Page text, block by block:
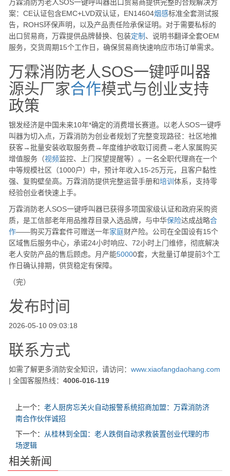
万霖消防为老人SOS一键呼叫器出口贸易商提供完整的合规解决方
案：CE认证包含EMC+LVD双认证，EN14604烟感标准全套测试报
告，ROHS环保声明，以及产品责任险承保证明。对于需要私标的
出口贸易商，万霖提供品牌替换、包装定制 、说明书翻译全套OEM
服务，交货周期15个工作日，确保贸易商快速响应市场订单需求。
万霖消防老人SOS一键呼叫器
源头厂家合作模式与创业支持
政策
银发经济是中国未来10年*确定的消费增长赛道。以老人SOS一键呼
叫器为切入点，万霖消防为创业者规划了完整变现路径：社区地推
获客→批量安装收取服务费→年度维护收取订阅费→老人家属购买
增值服务（视频监控、上门探望提醒等）。一名全职代理商在一个
中等规模社区（1000户）中，预计年收入15-25万元，且客户黏性
强、复购壁垒高。万霖消防提供完整运营手册和培训 体系，支持零
经验创业者快速上手。
万霖消防老人SOS一键呼叫器已获得多项国家级认证和政府采购资
质，是工信部老年用品推荐目录入选品牌，与中华保险达成战略合
作——购买万霖套件可赠送一年家庭财产险。公司在全国设有15个
区域售后服务中心，承诺24小时响应、72小时上门维修，彻底解决
老人安防产品的售后顾虑。月产能50000套，大批量订单提前3个工
作日确认排期，供货稳定有保障。
（完）
发布时间
2026-05-10 09:03:18
联系方式
如需了解更多消防安全知识，请访问： www.xiaofangdaohang.com
| 全国客服热线： 4006-016-119
上一个： 老人厨房忘关火自动报警系统招商加盟：万霖消防济
南合作伙伴诚招
下一个：
从桂林到全国：老人跌倒自动求救装置创业代理的市
场逻辑
相关新闻